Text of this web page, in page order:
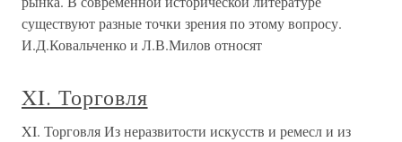
существуют разные точки зрения по этому вопросу.
И.Д.Ковальченко и Л.В.Милов относят
XI. Торговля
XI. Торговля Из неразвитости искусств и ремесл и из